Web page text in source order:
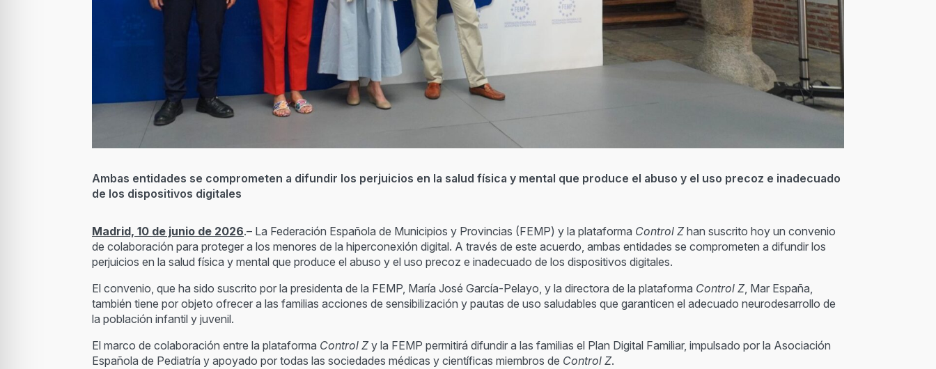
Ambas entidades se comprometen a difundir los perjuicios en la salud física y mental que produce el abuso y el uso precoz e inadecuado
de los dispositivos digitales
Madrid, 10 de junio de 2026.– La Federación Española de Municipios y Provincias (FEMP) y la plataforma Control Zhan suscrito hoy un convenio
de colaboración para proteger a los menores de la hiperconexión digital. A través de este acuerdo, ambas entidades se comprometen a difundir los
perjuicios en la salud física y mental que produce el abuso y el uso precoz e inadecuado de los dispositivos digitales.
El convenio, que ha sido suscrito por la presidenta de la FEMP, María José García-Pelayo, y la directora de la plataforma Control Z, Mar España,
también tiene por objeto ofrecer a las familias acciones de sensibilización y pautas de uso saludables que garanticen el adecuado neurodesarrollo de
la población infantil y juvenil.
El marco de colaboración entre la plataforma Control Zy la FEMP permitirá difundir a las familias el Plan Digital Familiar, impulsado por la Asociación
Española de Pediatría y apoyado por todas las sociedades médicas y científicas miembros de Control Z.